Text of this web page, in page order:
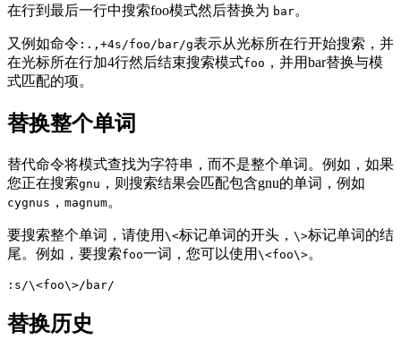
在行到最后一行中搜索foo模式然后替换为 bar。
又例如命令 :.,+4s/foo/bar/g表示从光标所在行开始搜索，并
在光标所在行加4行然后结束搜索模式foo ，并用bar替换与模
式匹配的项。
替换整个单词
替代命令将模式查找为字符串，而不是整个单词。例如，如果
您正在搜索gnu ，则搜索结果会匹配包含gnu的单词，例如
cygnus ， magnum。
要搜索整个单词，请使用 \<标记单词的开头， \>标记单词的结
尾。例如，要搜索foo一词，您可以使用 \<foo\>。
替换历史